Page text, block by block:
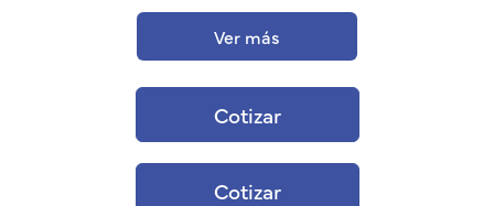
Ver más
Cotizar
Cotizar